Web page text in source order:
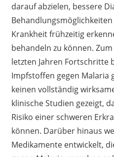
darauf abzielen, bessere
Krankheit frühzeitig
behandeln zu können.
letzten Jahren Fortschritte
Impfstoffen gegen Malaria
keinen vollständig
klinische Studien gezeigt,
Risiko einer schweren
können. Darüber hinaus
Medikamente entwickelt,